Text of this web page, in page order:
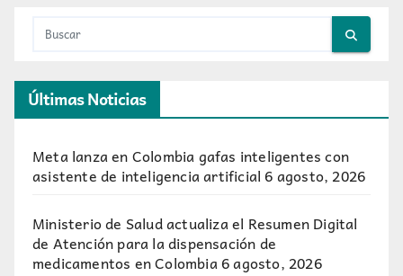
Últimas Noticias
Meta lanza en Colombia gafas inteligentes con
asistente de inteligencia artificial 6 agosto, 2026
Ministerio de Salud actualiza el Resumen Digital
de Atención para la dispensación de
medicamentos en Colombia6 agosto, 2026